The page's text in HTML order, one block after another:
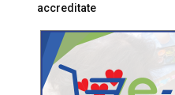
accreditate